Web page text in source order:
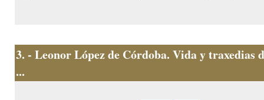
3. - Leonor López de Córdoba. Vida y traxedias
...